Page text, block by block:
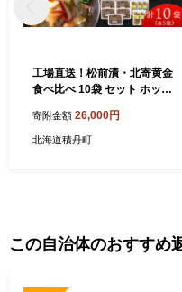
工場直送！松前漬・北寄黄金
食べ比べ 10袋 セット ホッキ
大川商店 ＞
寄附金額 26,000円
北海道積丹町
この自治体のおすすめ